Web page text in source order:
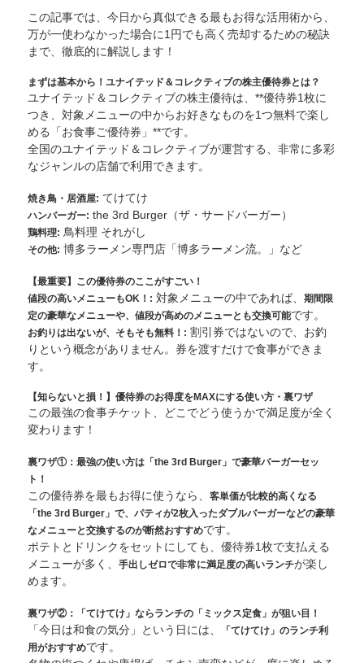
この記事では、今日から真似できる最もお得な活用術から、
万が一使わなかった場合に1円でも高く売却するための秘訣
まで、徹底的に解説します！
まずは基本から！ユナイテッド＆コレクティブの株主優待券とは？
ユナイテッド＆コレクティブの株主優待は、**優待券1枚に
つき、対象メニューの中からお好きなものを1つ無料で楽し
める「お食事ご優待券」**です。
全国のユナイテッド＆コレクティブが運営する、非常に多彩
なジャンルの店舗で利用できます。
焼き鳥・居酒屋: てけてけ
ハンバーガー: the 3rd Burger（ザ・サードバーガー）
鶏料理: 鳥料理 それがし
その他: 博多ラーメン専門店「博多ラーメン流。」など
【最重要】この優待券のここがすごい！
値段の高いメニューもOK！: 対象メニューの中であれば、 期間限
定の豪華なメニューや、値段が高めのメニューとも交換可能です。
お釣りは出ないが、そもそも無料！: 割引券ではないので、お釣
りという概念がありません。券を渡すだけで食事ができま
す。
【知らないと損！】優待券のお得度をMAXにする使い方・裏ワザ
この最強の食事チケット、どこでどう使うかで満足度が全く
変わります！
裏ワザ①：最強の使い方は「the 3rd Burger」で豪華バーガーセッ
ト！
この優待券を最もお得に使うなら、 客単価が比較的高くなる
「the 3rd Burger」で、パティが2枚入ったダブルバーガーなどの豪華
なメニューと交換するのが断然おすすめです。
ポテトとドリンクをセットにしても、優待券1枚で支払える
メニューが多く、 手出しゼロで非常に満足度の高いランチが楽し
めます。
裏ワザ②：「てけてけ」ならランチの「ミックス定食」が狙い目！
「今日は和食の気分」という日には、
「てけてけ」のランチ利
用がおすすめです。